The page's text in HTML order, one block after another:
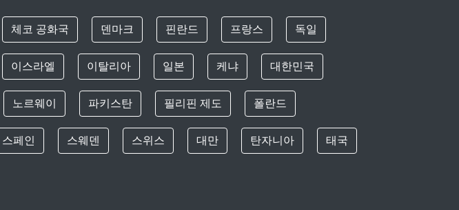
체코 공화국 덴마크 핀란드 프랑스 독일
이스라엘 이탈리아 일본 케냐 대한민국
노르웨이 파키스탄 필리핀 제도 폴란드
스페인 스웨덴 스위스 대만 탄자니아 태국